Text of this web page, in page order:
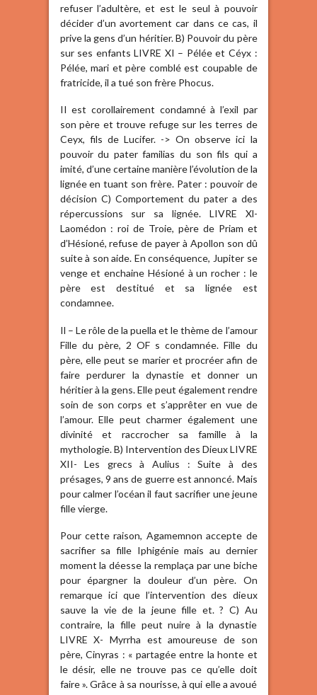
refuser l’adultère, et est le seul à pouvoir
décider d’un avortement car dans ce cas, il
prive la gens d’un héritier. B) Pouvoir du père
sur ses enfants LIVRE XI – Pélée et Céyx :
Pélée, mari et père comblé est coupable de
fratricide, il a tué son frère Phocus.
II est corollairement condamné à l’exil par
son père et trouve refuge sur les terres de
Ceyx, fils de Lucifer. -> On observe ici la
pouvoir du pater familias du son fils qui a
imité, d’une certaine manière l’évolution de la
lignée en tuant son frère. Pater : pouvoir de
décision C) Comportement du pater a des
répercussions sur sa lignée. LIVRE Xl-
Laomédon : roi de Troie, père de Priam et
d’Hésioné, refuse de payer à Apollon son dû
suite à son aide. En conséquence, Jupiter se
venge et enchaine Hésioné à un rocher : le
père est destitué et sa lignée est
condamnee.
Il – Le rôle de la puella et le thème de l’amour
Fille du père, 2 OF s condamnée. Fille du
père, elle peut se marier et procréer afin de
faire perdurer la dynastie et donner un
héritier à la gens. Elle peut également rendre
soin de son corps et s’apprêter en vue de
l’amour. Elle peut charmer également une
divinité et raccrocher sa famille à la
mythologie. B) Intervention des Dieux LIVRE
XII- Les grecs à Aulius : Suite à des
présages, 9 ans de guerre est annoncé. Mais
pour calmer l’océan il faut sacrifier une jeune
fille vierge.
Pour cette raison, Agamemnon accepte de
sacrifier sa fille Iphigénie mais au dernier
moment la déesse la remplaça par une biche
pour épargner la douleur d’un père. On
remarque ici que l’intervention des dieux
sauve la vie de la jeune fille et. ? C) Au
contraire, la fille peut nuire à la dynastie
LIVRE X- Myrrha est amoureuse de son
père, Cinyras : « partagée entre la honte et
le désir, elle ne trouve pas ce qu’elle doit
faire ». Grâce à sa nourisse, à qui elle a avoué